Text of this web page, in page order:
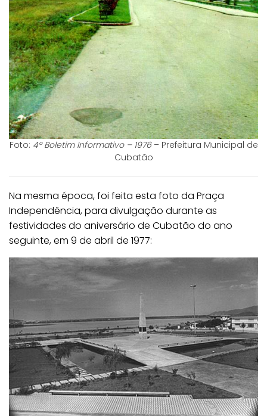
Foto: 4º Boletim Informativo – 1976– Prefeitura Municipal de
Cubatão
Na mesma época, foi feita esta foto da Praça
Independência, para divulgação durante as
festividades do aniversário de Cubatão do ano
seguinte, em 9 de abril de 1977: